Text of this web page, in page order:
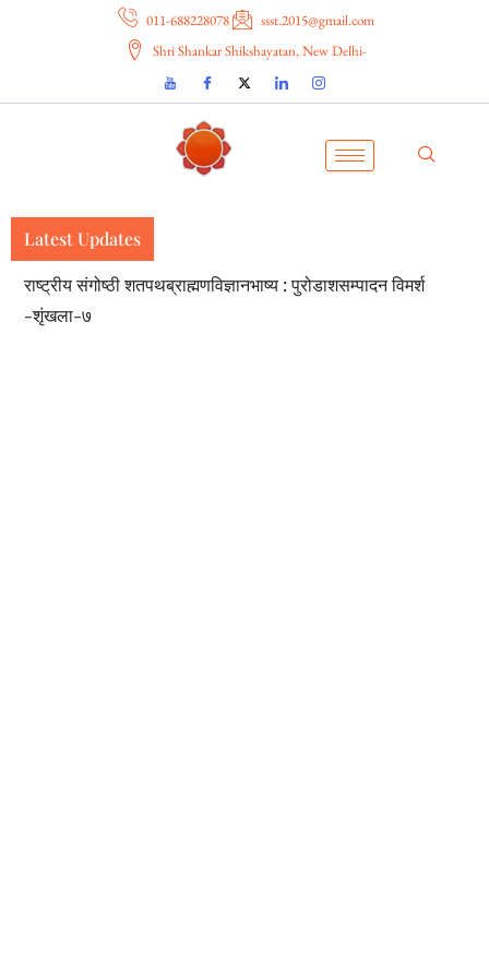
011-688228078
ssst.2015@gmail.com
Shri Shankar Shikshayatan, New Delhi-
Latest Updates
राष्ट्रीय संगोष्ठी शतपथब्राह्मणविज्ञानभाष्य : पुरोडाशसम्पादन विमर्श
-शृंखला-७